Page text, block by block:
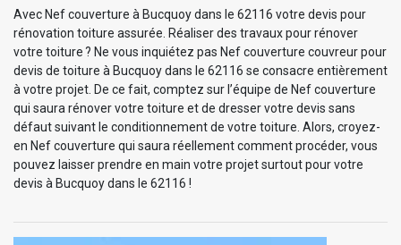
Avec Nef couverture à Bucquoy dans le 62116 votre devis pour
rénovation toiture assurée. Réaliser des travaux pour rénover
votre toiture ? Ne vous inquiétez pas Nef couverture couvreur pour
devis de toiture à Bucquoy dans le 62116 se consacre entièrement
à votre projet. De ce fait, comptez sur l’équipe de Nef couverture
qui saura rénover votre toiture et de dresser votre devis sans
défaut suivant le conditionnement de votre toiture. Alors, croyez-
en Nef couverture qui saura réellement comment procéder, vous
pouvez laisser prendre en main votre projet surtout pour votre
devis à Bucquoy dans le 62116 !